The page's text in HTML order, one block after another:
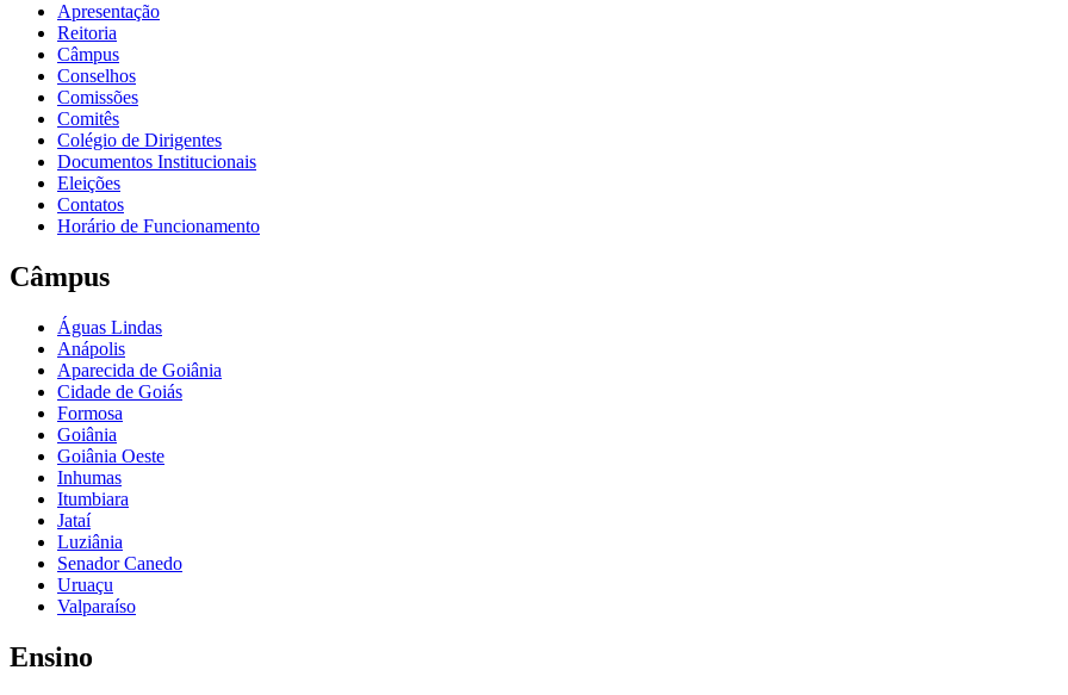
Apresentação
Reitoria
Câmpus
Conselhos
Comissões
Comitês
Colégio de Dirigentes
Documentos Institucionais
Eleições
Contatos
Horário de Funcionamento
Câmpus
Águas Lindas
Anápolis
Aparecida de Goiânia
Cidade de Goiás
Formosa
Goiânia
Goiânia Oeste
Inhumas
Itumbiara
Jataí
Luziânia
Senador Canedo
Uruaçu
Valparaíso
Ensino